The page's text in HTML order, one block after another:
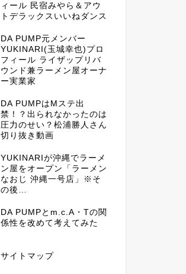
ィール 民宿みやら＆アウ
トデラックスいいねダンス
DA PUMP元メンバー
YUKINARI(玉城幸也)プロ
フィール ライザップリバ
ウンド兼ラーメン屋オーナ
ー実業家
DA PUMPはMステ出
禁！？出られなかったのは
圧力のせい？松浦勝人さん
切り抜き動画
YUKINARIが沖縄でラーメ
ン屋をオープン「ラーメン
なおじ 沖縄一号店」※そ
の後…
DA PUMPとm.c.A・Tの関
係性を改めて考えてみた
サイトマップ